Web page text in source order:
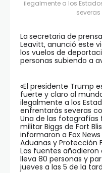
ilegalmente a los
La secretaria de
Leavitt, anunció este
los vuelos de
personas subiendo a
«El presidente Trump
fuerte y claro al
ilegalmente a los
enfrentarás severas
Una de las
militar Biggs de Fort
informaron a Fox
Aduanas y Protección
Las fuentes
lleva 80 personas y
jueves a las 5 de la